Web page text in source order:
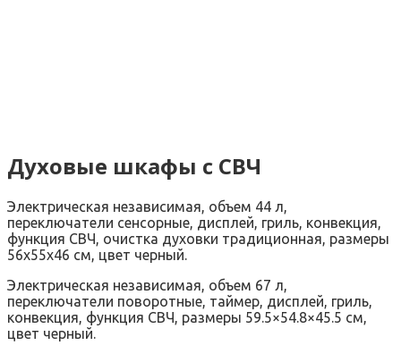
Духовые шкафы с СВЧ
Электрическая независимая, объем 44 л,
переключатели сенсорные, дисплей, гриль, конвекция,
функция СВЧ, очистка духовки традиционная, размеры
56x55x46 см, цвет черный.
Электрическая независимая, объем 67 л,
переключатели поворотные, таймер, дисплей, гриль,
конвекция, функция СВЧ, размеры 59.5×54.8×45.5 см,
цвет черный.